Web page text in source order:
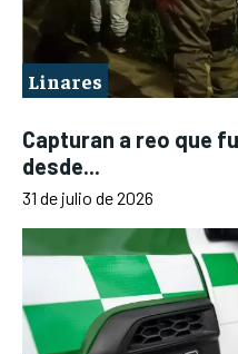
Linares
Capturan a reo que
desde...
31 de julio de 2026